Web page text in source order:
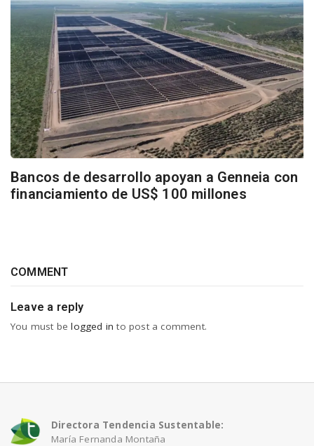
Bancos de desarrollo apoyan a Genneia con
financiamiento de US$ 100 millones
COMMENT
Leave a reply
You must belogged in to post a comment.
Directora Tendencia Sustentable:
María Fernanda Montaña